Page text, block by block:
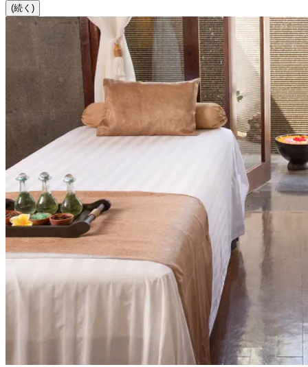
(続く)